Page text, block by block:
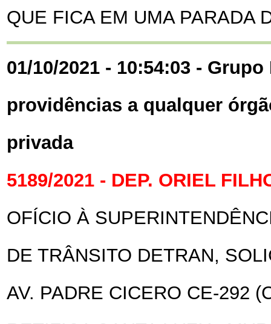
QUE FICA EM UMA PARADA
01/10/2021 - 10:54:03 -
providências a qualquer
privada
5189/2021 - DEP. ORIEL
OFÍCIO À
DE TRÂNSITO DETRAN,
AV. PADRE CICERO CE-292